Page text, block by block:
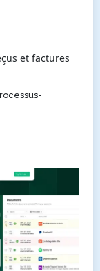
et factures